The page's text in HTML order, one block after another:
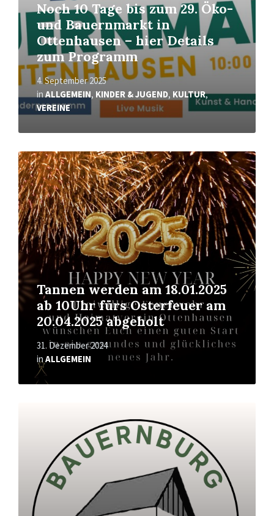
Noch 10 Tage bis zum 29. Öko-
und Bauernmarkt in
Ottenhausen – hier Details
zum Programm
4. September 2025
inALLGEMEIN, KINDER & JUGEND, KULTUR,
VEREINE
Tannen werden am 18.01.2025
ab 10Uhr fürs Osterfeuer am
20.04.2025 abgeholt
31. Dezember 2024
in ALLGEMEIN
Mehr
erfahren